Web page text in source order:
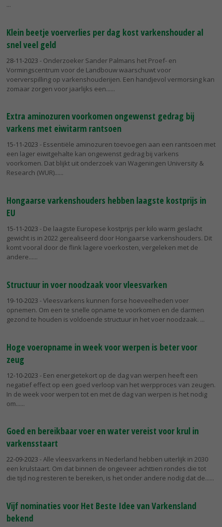
Klein beetje voerverlies per dag kost varkenshouder al
snel veel geld
28-11-2023 - Onderzoeker Sander Palmans het Proef- en
Vormingscentrum voor de Landbouw waarschuwt voor
voerverspilling op varkenshouderijen. Een handjevol vermorsing kan
zomaar zorgen voor jaarlijks een...
Extra aminozuren voorkomen ongewenst gedrag bij
varkens met eiwitarm rantsoen
15-11-2023 - Essentiële aminozuren toevoegen aan een rantsoen met
een lager eiwitgehalte kan ongewenst gedrag bij varkens
voorkomen. Dat blijkt uit onderzoek van Wageningen University &
Research (WUR)...
Hongaarse varkenshouders hebben laagste kostprijs in
EU
15-11-2023 - De laagste Europese kostprijs per kilo warm geslacht
gewicht is in 2022 gerealiseerd door Hongaarse varkenshouders. Dit
komt vooral door de flink lagere voerkosten, vergeleken met de
andere...
Structuur in voer noodzaak voor vleesvarken
19-10-2023 - Vleesvarkens kunnen forse hoeveelheden voer
opnemen. Om een te snelle opname te voorkomen en de darmen
gezond te houden is voldoende structuur in het voer noodzaak.
Hoge voeropname in week voor werpen is beter voor
zeug
12-10-2023 - Een energietekort op de dag van werpen heeft een
negatief effect op een goed verloop van het werpproces van zeugen.
In de week voor werpen tot en met de dag van werpen is het nodig
om...
Goed en bereikbaar voer en water vereist voor krul in
varkensstaart
22-09-2023 - Alle vleesvarkens in Nederland hebben uiterlijk in 2030
een krulstaart. Om dat binnen de ongeveer achttien rondes die tot
die tijd nog resteren te bereiken, is het onder andere nodig dat de...
Vijf nominaties voor Het Beste Idee van Varkensland
bekend